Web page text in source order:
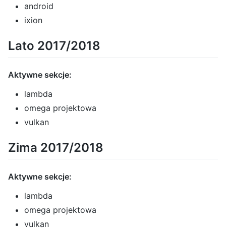
android
ixion
Lato 2017/2018
Aktywne sekcje:
lambda
omega projektowa
vulkan
Zima 2017/2018
Aktywne sekcje:
lambda
omega projektowa
vulkan